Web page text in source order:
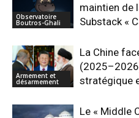
Observatoire
Boutros-Ghali
maintien de
Substack «
Armement et
désarmement
La Chine
stratégique
Le « Middle